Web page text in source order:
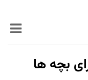
بچه ها